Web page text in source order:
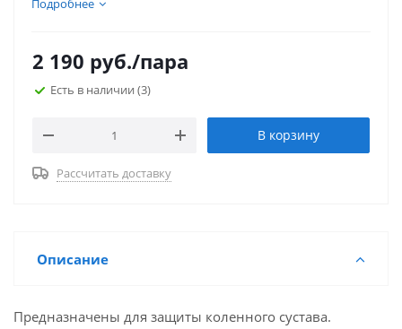
Подробнее
2 190 руб./пара
Есть в наличии (3)
В корзину
Рассчитать доставку
Описание
Предназначены для защиты коленного сустава.